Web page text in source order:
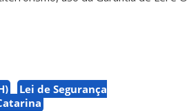
Lei de Segurança